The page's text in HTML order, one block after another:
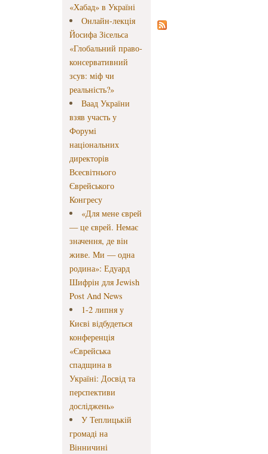
«Хабад» в Україні
Онлайн-лекція
Йосифа Зісельса
«Глобальний право-
консервативний
зсув: міф чи
реальність?»
Ваад України
взяв участь у
Форумі
національних
директорів
Всесвітнього
Єврейського
Конгресу
«Для мене єврей
— це єврей. Немає
значення, де він
живе. Ми — одна
родина»: Едуард
Шифрін для Jewish
Post And News
1-2 липня у
Києві відбудеться
конференція
«Єврейська
спадщина в
Україні: Досвід та
перспективи
досліджень»
У Теплицькій
громаді на
Вінничині